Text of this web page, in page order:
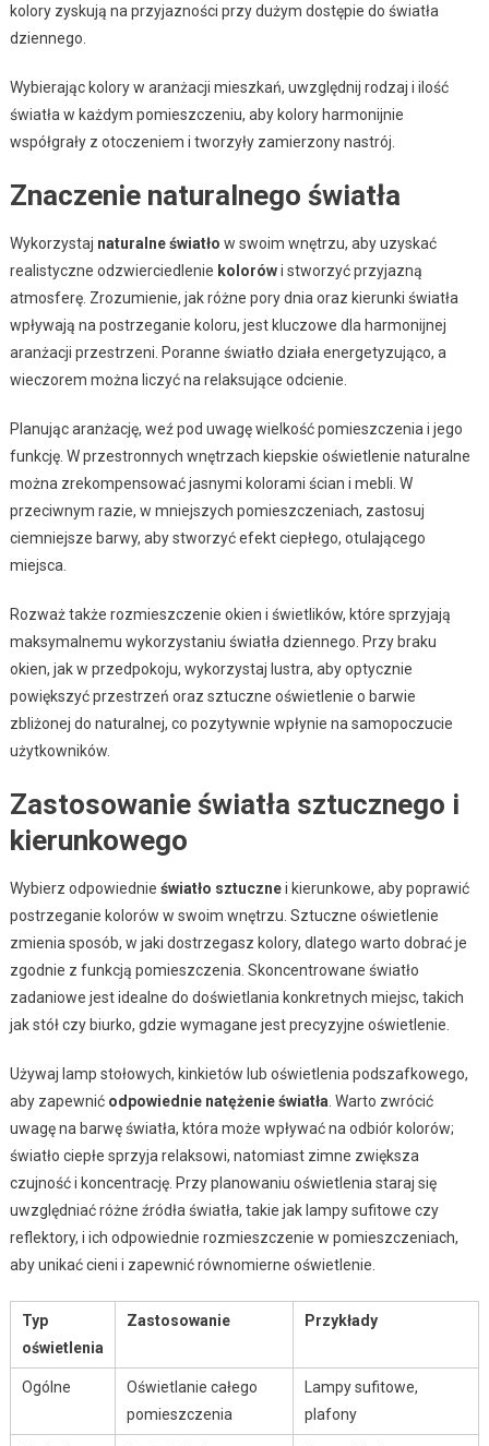
kolory zyskują na przyjazności przy dużym dostępie do światła
dziennego.
Wybierając kolory w aranżacji mieszkań, uwzględnij rodzaj i ilość
światła w każdym pomieszczeniu, aby kolory harmonijnie
współgrały z otoczeniem i tworzyły zamierzony nastrój.
Znaczenie naturalnego światła
Wykorzystaj naturalne światło w swoim wnętrzu, aby uzyskać
realistyczne odzwierciedlenie kolorówi stworzyć przyjazną
atmosferę. Zrozumienie, jak różne pory dnia oraz kierunki światła
wpływają na postrzeganie koloru, jest kluczowe dla harmonijnej
aranżacji przestrzeni. Poranne światło działa energetyzująco, a
wieczorem można liczyć na relaksujące odcienie.
Planując aranżację, weź pod uwagę wielkość pomieszczenia i jego
funkcję. W przestronnych wnętrzach kiepskie oświetlenie naturalne
można zrekompensować jasnymi kolorami ścian i mebli. W
przeciwnym razie, w mniejszych pomieszczeniach, zastosuj
ciemniejsze barwy, aby stworzyć efekt ciepłego, otulającego
miejsca.
Rozważ także rozmieszczenie okien i świetlików, które sprzyjają
maksymalnemu wykorzystaniu światła dziennego. Przy braku
okien, jak w przedpokoju, wykorzystaj lustra, aby optycznie
powiększyć przestrzeń oraz sztuczne oświetlenie o barwie
zbliżonej do naturalnej, co pozytywnie wpłynie na samopoczucie
użytkowników.
Zastosowanie światła sztucznego i
kierunkowego
Wybierz odpowiednie światło sztucznei kierunkowe, aby poprawić
postrzeganie kolorów w swoim wnętrzu. Sztuczne oświetlenie
zmienia sposób, w jaki dostrzegasz kolory, dlatego warto dobrać je
zgodnie z funkcją pomieszczenia. Skoncentrowane światło
zadaniowe jest idealne do doświetlania konkretnych miejsc, takich
jak stół czy biurko, gdzie wymagane jest precyzyjne oświetlenie.
Używaj lamp stołowych, kinkietów lub oświetlenia podszafkowego,
aby zapewnić odpowiednie natężenie światła . Warto zwrócić
uwagę na barwę światła, która może wpływać na odbiór kolorów;
światło ciepłe sprzyja relaksowi, natomiast zimne zwiększa
czujność i koncentrację. Przy planowaniu oświetlenia staraj się
uwzględniać różne źródła światła, takie jak lampy sufitowe czy
reflektory, i ich odpowiednie rozmieszczenie w pomieszczeniach,
aby unikać cieni i zapewnić równomierne oświetlenie.
Typ
oświetlenia
Zastosowanie Przykłady
Ogólne
Oświetlanie całego
pomieszczenia
Lampy sufitowe,
plafony